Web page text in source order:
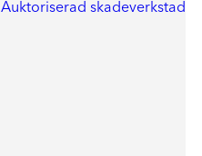
Auktoriserad skadeverkstad